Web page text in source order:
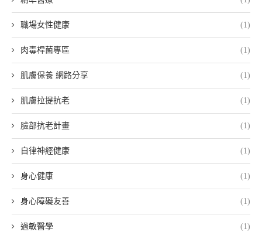
職場女性健康 (1)
肉毒桿菌專區 (1)
肌膚保養 網路分享 (1)
肌膚拉提抗老 (1)
臉部抗老計畫 (1)
自律神經健康 (1)
身心健康 (1)
身心障礙友善 (1)
過敏醫學 (1)